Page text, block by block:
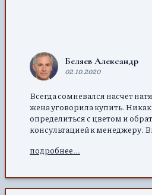
Беляев Александр
02.10.2020
Всегда сомневался насчет
жена уговорила купить.
определиться с цветом и
консультацией к менеджеру.
несколько часов, результатом
подробнее...